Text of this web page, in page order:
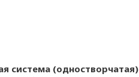
система (одностворчатая)